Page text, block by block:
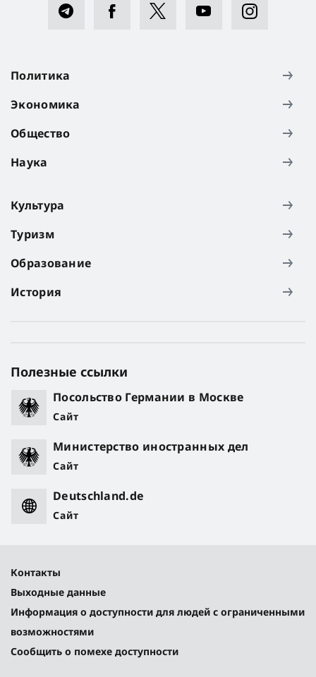
Политика
Экономика
Общество
Наука
Культура
Туризм
Образование
История
Полезные ссылки
Посольство Германии в Москве
Сайт
Министерство иностранных дел
Сайт
Deutschland.de
Сайт
Контакты
Выходные данные
Информация о доступности для людей с ограниченными
возможностями
Сообщить о помехе доступности